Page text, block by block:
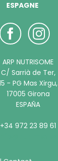
ESPAGNE
ARP NUTRISOME
Sarrià de Ter,
- PG Mas Xirgu,
17005 Girona
ESPAÑA
972 23 89 61